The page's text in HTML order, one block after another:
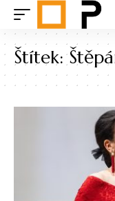
Štítek: